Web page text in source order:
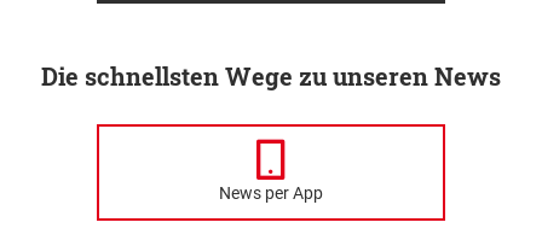
Die schnellsten Wege zu unseren News
News per App